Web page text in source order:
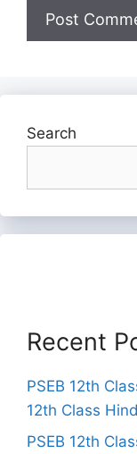
Search
Recent
PSEB 12th
12th Class
PSEB 12th